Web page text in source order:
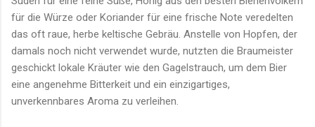
für die Würze oder Koriander für eine frische Note veredelten
das oft raue, herbe keltische Gebräu. Anstelle von Hopfen, der
damals noch nicht verwendet wurde, nutzten die Braumeister
geschickt lokale Kräuter wie den Gagelstrauch, um dem Bier
eine angenehme Bitterkeit und ein einzigartiges,
unverkennbares Aroma zu verleihen.